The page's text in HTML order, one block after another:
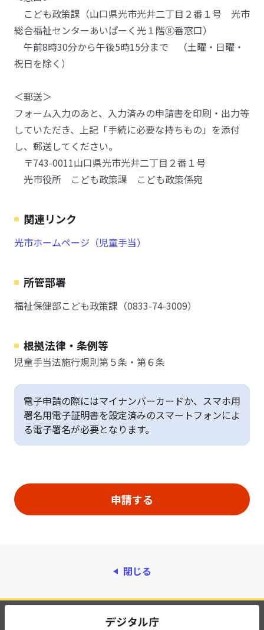
こども政策課（山口県光市光井二丁目２番１号 光市
総合福祉センターあいぱーく光１階⑧番窓口）
午前8時30分から午後5時15分まで （土曜・日曜・
祝日を除く）
＜郵送＞
フォーム入力のあと、入力済みの申請書を印刷・出力等
していただき、上記「手続に必要な持ちもの」を添付
し、郵送してください。
〒743-0011山口県光市光井二丁目２番１号
光市役所 こども政策課 こども政策係宛
関連リンク
光市ホームページ（児童手当）
所管部署
福祉保健部こども政策課（0833-74-3009）
根拠法律・条例等
児童手当法施行規則第５条・第６条
電子申請の際にはマイナンバーカードか、スマホ用
署名用電子証明書を設定済みのスマートフォンによ
る電子署名が必要となります。
閉じる